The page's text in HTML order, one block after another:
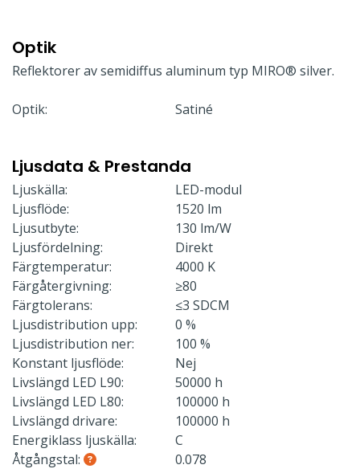
Optik
Reflektorer av semidiffus aluminum typ MIRO® silver.
Optik: Satiné
Ljusdata & Prestanda
Ljuskälla:
LED-modul
Ljusflöde:
1520 lm
Ljusutbyte:
130 lm/W
Ljusfördelning:
Direkt
Färgtemperatur:
4000 K
Färgåtergivning:
≥80
Färgtolerans:
≤3 SDCM
Ljusdistribution upp:
0 %
Ljusdistribution ner:
100 %
Konstant ljusflöde:
Nej
Livslängd LED L90:
50000 h
Livslängd LED L80:
100000 h
Livslängd drivare:
100000 h
Energiklass ljuskälla:
C
Åtgångstal:
0.078